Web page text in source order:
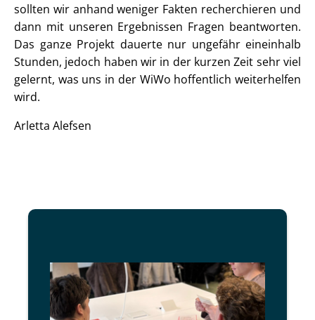
sollten wir anhand weniger Fakten recherchieren und
dann mit unseren Ergebnissen Fragen beantworten.
Das ganze Projekt dauerte nur ungefähr eineinhalb
Stunden, jedoch haben wir in der kurzen Zeit sehr viel
gelernt, was uns in der WiWo hoffentlich weiterhelfen
wird.
Arletta Alefsen